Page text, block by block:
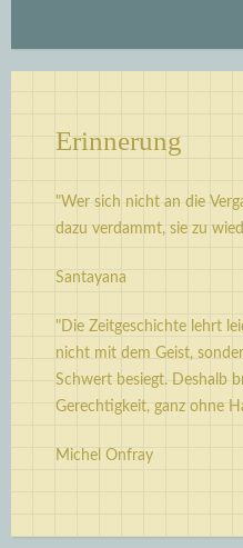
Erinnerung
"Wer sich nicht an die
dazu verdammt, sie zu
Santayana
"Die Zeitgeschichte lehrt
nicht mit dem Geist,
Schwert besiegt. Deshalb
Gerechtigkeit, ganz ohne
Michel Onfray